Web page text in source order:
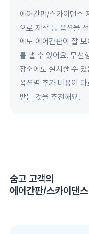
에어간판/스카이댄스
으로 제작 등 옵션을
에도 에어간판이 잘
를 낼 수 있어요. 무선
장소에도 설치할 수
옵션별 추가 비용이
받는 것을 추천해요.
숨고 고객의
에어간판/스카이댄